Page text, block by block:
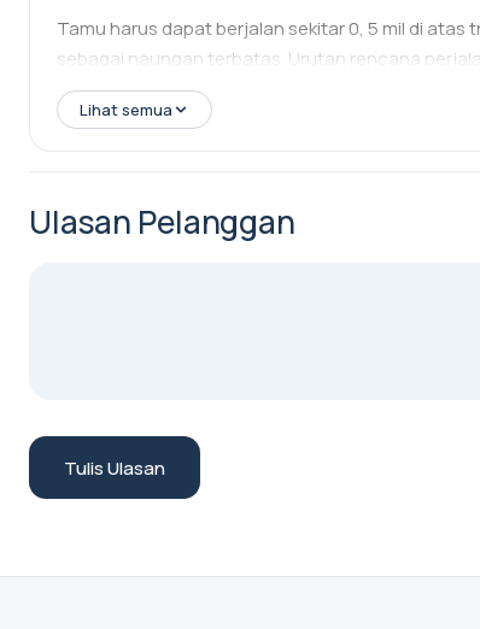
Tamu harus dapat berjalan sekitar 0, 5 mil di
sebagai naungan terbatas. Urutan rencana
Lihat semua
Ulasan Pelanggan
Tulis Ulasan